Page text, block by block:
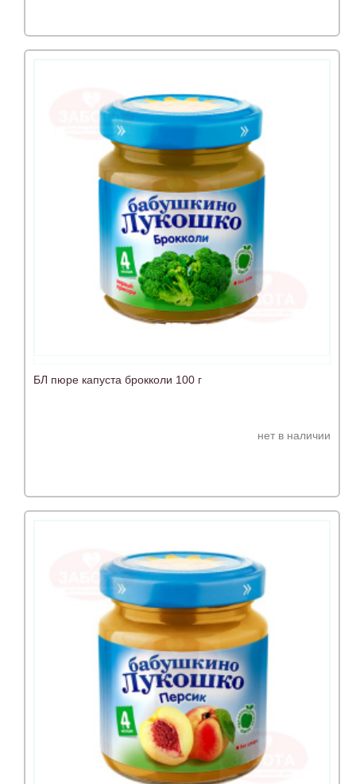
БЛ пюре капуста брокколи 100 г
нет в наличии